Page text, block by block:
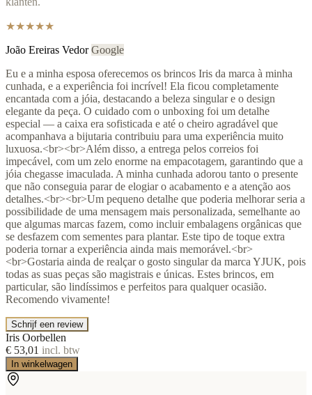
★★★★★
João Ereiras VedorGoogle
Eu e a minha esposa oferecemos os brincos Iris da marca à minha
cunhada, e a experiência foi incrível! Ela ficou completamente
encantada com a jóia, destacando a beleza singular e o design
elegante da peça. O cuidado com o unboxing foi um detalhe
especial — a caixa era sofisticada e até o cheiro agradável que
acompanhava a bijutaria contribuiu para uma experiência muito
luxuosa.<br><br>Além disso, a entrega pelos correios foi
impecável, com um zelo enorme na empacotagem, garantindo que a
jóia chegasse imaculada. A minha cunhada adorou tanto o presente
que não conseguia parar de elogiar o acabamento e a atenção aos
detalhes.<br><br>Um pequeno detalhe que poderia melhorar seria a
possibilidade de uma mensagem mais personalizada, semelhante ao
que algumas marcas fazem, como incluir embalagens orgânicas que
se desfazem com sementes para plantar. Este tipo de toque extra
poderia tornar a experiência ainda mais memorável.<br>
<br>Gostaria ainda de realçar o gosto singular da marca YJUK, pois
todas as suas peças são magistrais e únicas. Estes brincos, em
particular, são lindíssimos e perfeitos para qualquer ocasião.
Recomendo vivamente!
Schrijf een review
Iris Oorbellen
€ 53,01 incl. btw
In winkelwagen